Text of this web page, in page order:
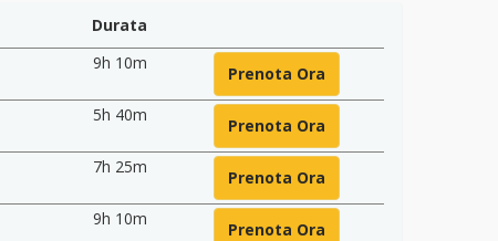
Durata
9h 10m
Prenota Ora
5h 40m
Prenota Ora
7h 25m
Prenota Ora
9h 10m
Prenota Ora